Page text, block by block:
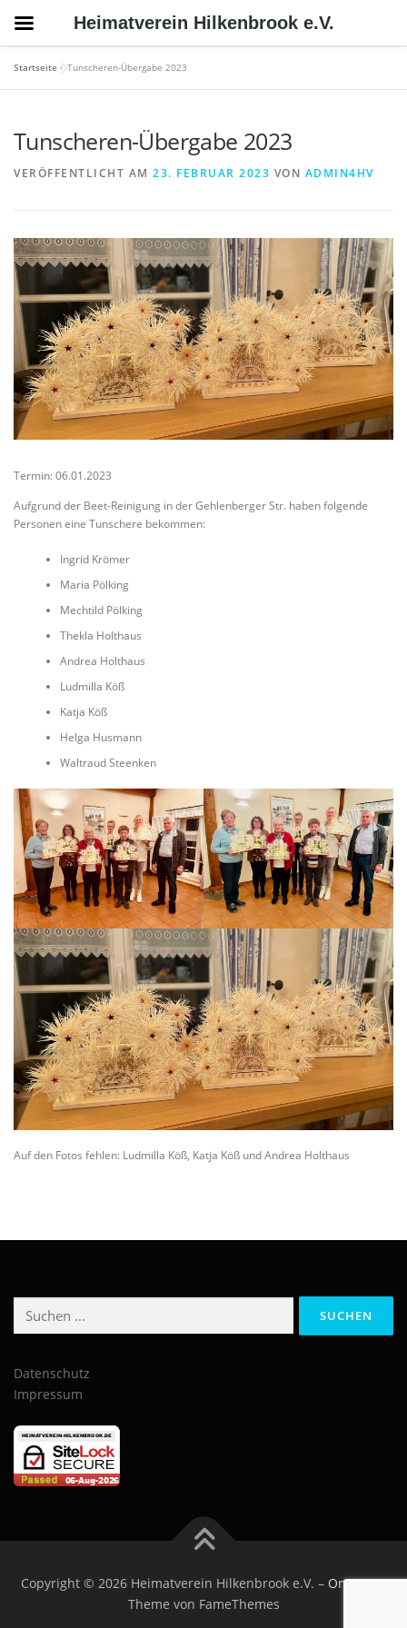
InhaltStartseite »Tunscheren-Übergabe 2023
Tunscheren-Übergabe 2023
VERÖFFENTLICHT AM 23. FEBRUAR 2023 VON ADMIN4HV
Termin: 06.01.2023
Aufgrund der Beet-Reinigung in der Gehlenberger Str. haben folgende
Personen eine Tunschere bekommen:
Ingrid Krömer
Maria Pölking
Mechtild Pölking
Thekla Holthaus
Andrea Holthaus
Ludmilla Köß
Katja Köß
Helga Husmann
Waltraud Steenken
Auf den Fotos fehlen: Ludmilla Köß, Katja Köß und Andrea Holthaus
Suchen
Datenschutz
Impressum
Copyright © 2026 Heimatverein Hilkenbrook e.V. – OnePress
Theme von FameThemes
Heimatverein Hilkenbrook e.V.